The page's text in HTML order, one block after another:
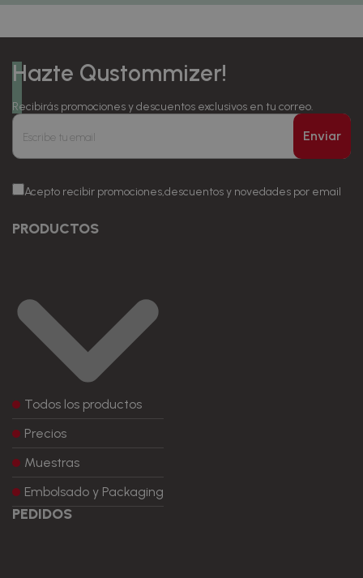
Hazte Qustommizer!
Recibirás promociones y descuentos exclusivos en tu correo.
Enviar
Acepto recibir promociones,descuentos y novedades por email
PRODUCTOS
Todos los productos
Precios
Muestras
Embolsado y Packaging
PEDIDOS